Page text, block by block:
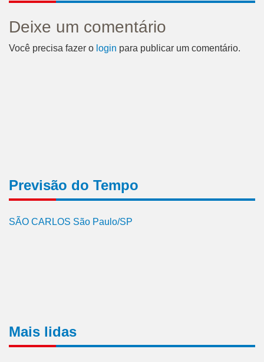
Deixe um comentário
Você precisa fazer o login para publicar um comentário.
Previsão do Tempo
SÃO CARLOS São Paulo/SP
Mais lidas